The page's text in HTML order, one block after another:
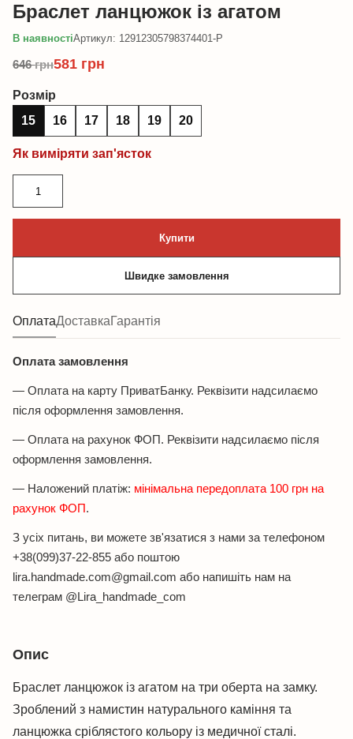
Браслет ланцюжок із агатом
В наявностіАртикул: 12912305798374401-P
646грн581 грн
Розмір
15
16 17 18 19 20
Як виміряти зап'ясток
із
кількість
Купити
Швидке замовлення
ОплатаДоставкаГарантія
Оплата замовлення
— Оплата на карту ПриватБанку. Реквізити надсилаємо
після оформлення замовлення.
— Оплата на рахунок ФОП. Реквізити надсилаємо після
оформлення замовлення.
— Наложений платіж: мінімальна передоплата 100 грн на
рахунок ФОП.
З усіх питань, ви можете зв'язатися з нами за телефоном
+38(099)37-22-855 або поштою
lira.handmade.com@gmail.com або напишіть нам на
телеграм @Lira_handmade_com
Опис
Браслет ланцюжок із агатом на три оберта на замку.
Зроблений з намистин натурального каміння та
ланцюжка сріблястого кольору із медичної сталі.